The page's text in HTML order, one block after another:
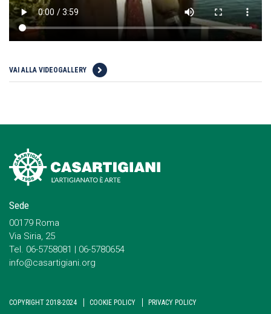
VAI ALLA VIDEOGALLERY
Sede
00179 Roma
Via Siria, 25
Tel. 06-5758081 | 06-5780654
info@casartigiani.org
COPYRIGHT 2018-2024 COOKIE POLICY PRIVACY POLICY